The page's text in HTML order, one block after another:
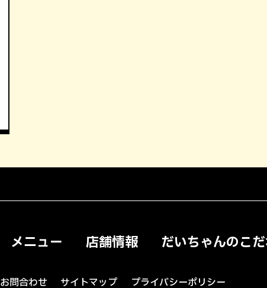
メニュー 店舗情報 だいちゃんのこ
お問合わせ サイトマップ プライバシーポリシー